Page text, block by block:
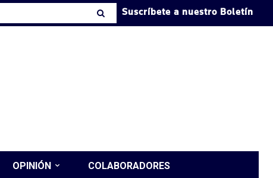
Suscríbete a nuestro Boletín
OPINIÓN COLABORADORES